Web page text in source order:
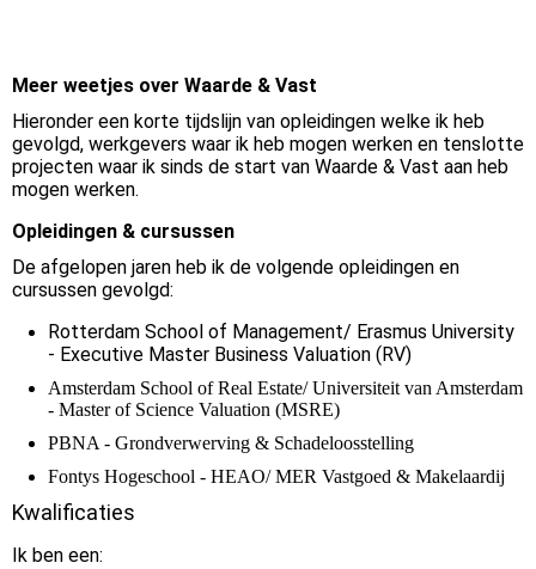
Meer weetjes over Waarde & Vast
Hieronder een korte tijdslijn van opleidingen welke ik heb
gevolgd, werkgevers waar ik heb mogen werken en tenslotte
projecten waar ik sinds de start van Waarde & Vast aan heb
mogen werken.
Opleidingen & cursussen
De afgelopen jaren heb ik de volgende opleidingen en
cursussen gevolgd:
Rotterdam School of Management/ Erasmus University
- Executive Master Business Valuation (RV)
Amsterdam School of Real Estate/ Universiteit van Amsterdam
- Master of Science Valuation (MSRE)
PBNA - Grondverwerving & Schadeloosstelling
Fontys Hogeschool - HEAO/ MER Vastgoed & Makelaardij
Kwalificaties
Ik ben een: